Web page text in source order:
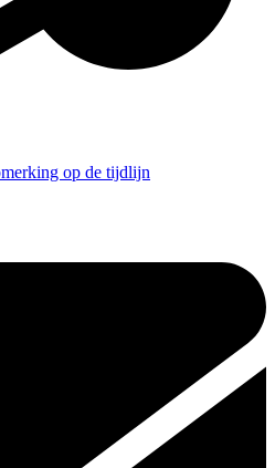
op de tijdlijn